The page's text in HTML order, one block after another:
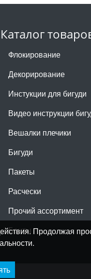
Продолжая
Каталог
Флокирование
Декорирование
Инстукции для бигуди
Видео инструкции
Вешалки плечики
Бигуди
Пакеты
Расчески
Прочий ассортимент
Банты